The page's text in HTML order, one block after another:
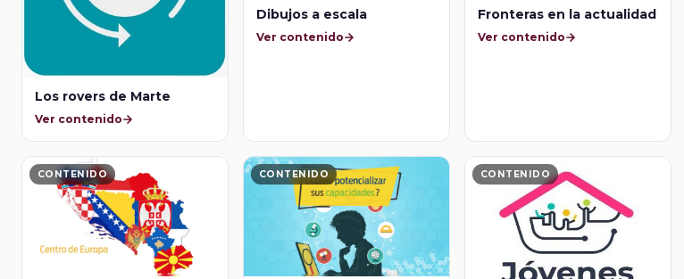
Los rovers de Marte
Ver contenido
Dibujos a escala
Ver contenido
Fronteras en la actualidad
Ver contenido
CONTENIDO CONTENIDO CONTENIDO